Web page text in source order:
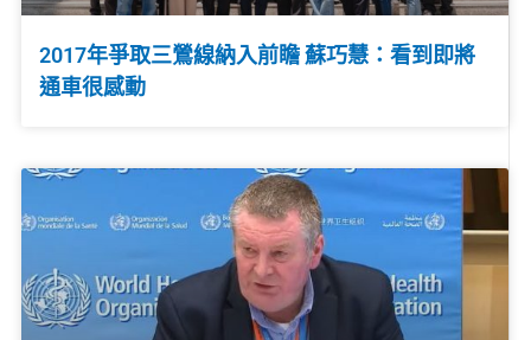
2017年爭取三鶯線納入前瞻 蘇巧慧：看到即將
通車很感動